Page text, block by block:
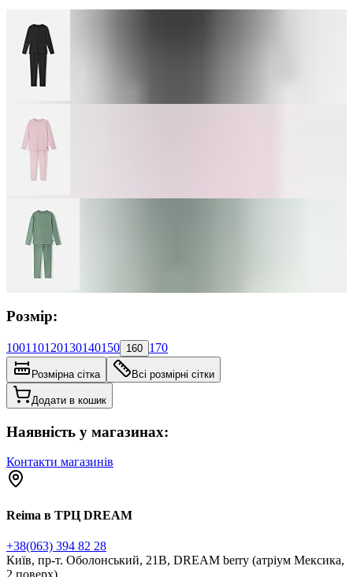
Розмір:
100110120130140150 160 170
Розмірна сітка Всі розмірні сітки
Додати в кошик
Наявність у магазинах:
Контакти магазинів
Reima в ТРЦ DREAM
+38(063) 394 82 28
Київ, пр-т. Оболонський, 21В, DREAM berry (атріум Мексика,
2 поверх)